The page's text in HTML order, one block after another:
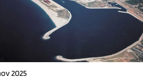
2025